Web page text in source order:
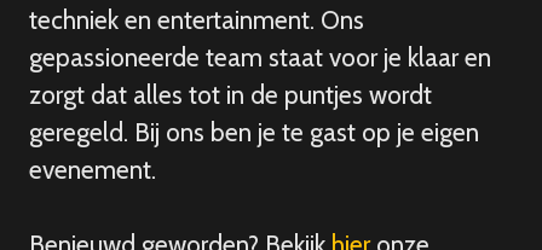
techniek en entertainment. Ons
gepassioneerde team staat voor je klaar en
zorgt dat alles tot in de puntjes wordt
geregeld. Bij ons ben je te gast op je eigen
evenement.